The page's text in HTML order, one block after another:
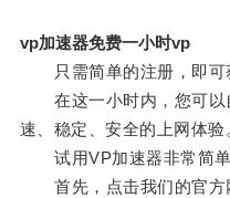
vp加速器免费一小时vp
只需简单的注册，即可
在这一小时内，您可以
速、稳定、安全的上网体验
试用VP加速器非常简单
首先，点击我们的官方